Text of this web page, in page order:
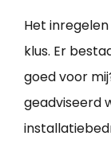
Het
klus. Er
goed voor
geadviseerd